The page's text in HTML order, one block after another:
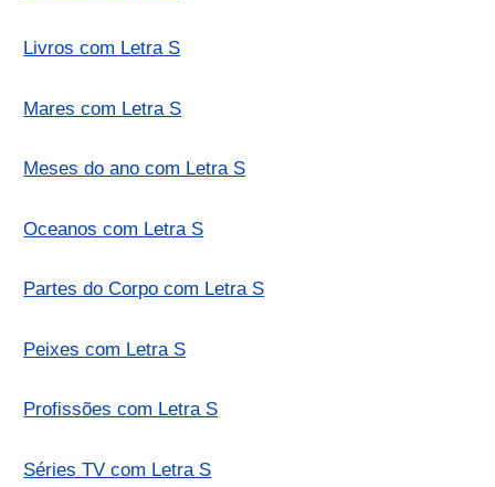
Livros com Letra S
Mares com Letra S
Meses do ano com Letra S
Oceanos com Letra S
Partes do Corpo com Letra S
Peixes com Letra S
Profissões com Letra S
Séries TV com Letra S